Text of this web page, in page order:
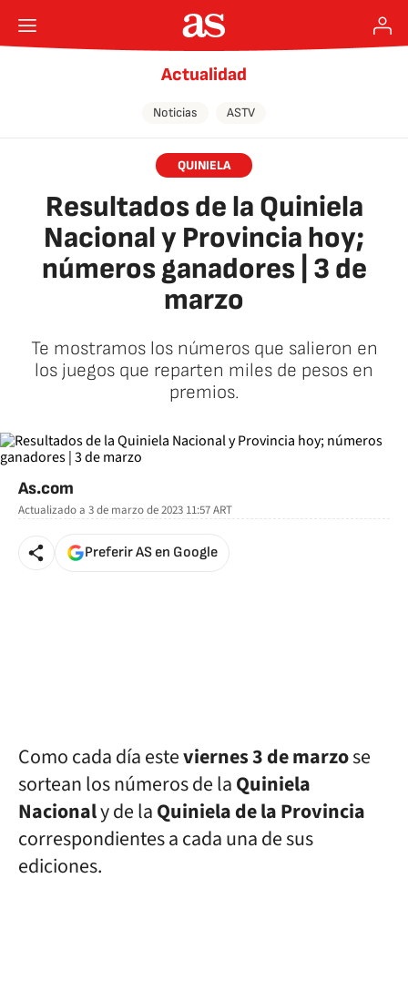
Actualidad
Noticias ASTV
QUINIELA
Resultados de la Quiniela
Nacional y Provincia hoy;
números ganadores | 3 de
marzo
Te mostramos los números que salieron en
los juegos que reparten miles de pesos en
premios.
As.com
Actualizado a 3 de marzo de 2023 11:57ART
Preferir AS en Google
Como cada día esteviernes 3 de marzose
sortean los números de laQuiniela
Nacionaly de laQuiniela de la Provincia
correspondientes a cada una de sus
ediciones.